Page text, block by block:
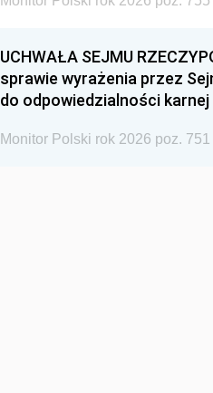
UCHWAŁA SEJMU
sprawie wyrażenia przez
do odpowiedzialności
Monitor Polski rok 2026 poz. 751